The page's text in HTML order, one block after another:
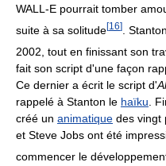
WALL-E pourrait tomber
suite à sa solitude[16] .
2002, tout en finissant son
fait son script d'une façon
Ce dernier a écrit le script d'
rappelé à Stanton le haïku .
créé un animatique des vingt
et Steve Jobs ont été
commencer le